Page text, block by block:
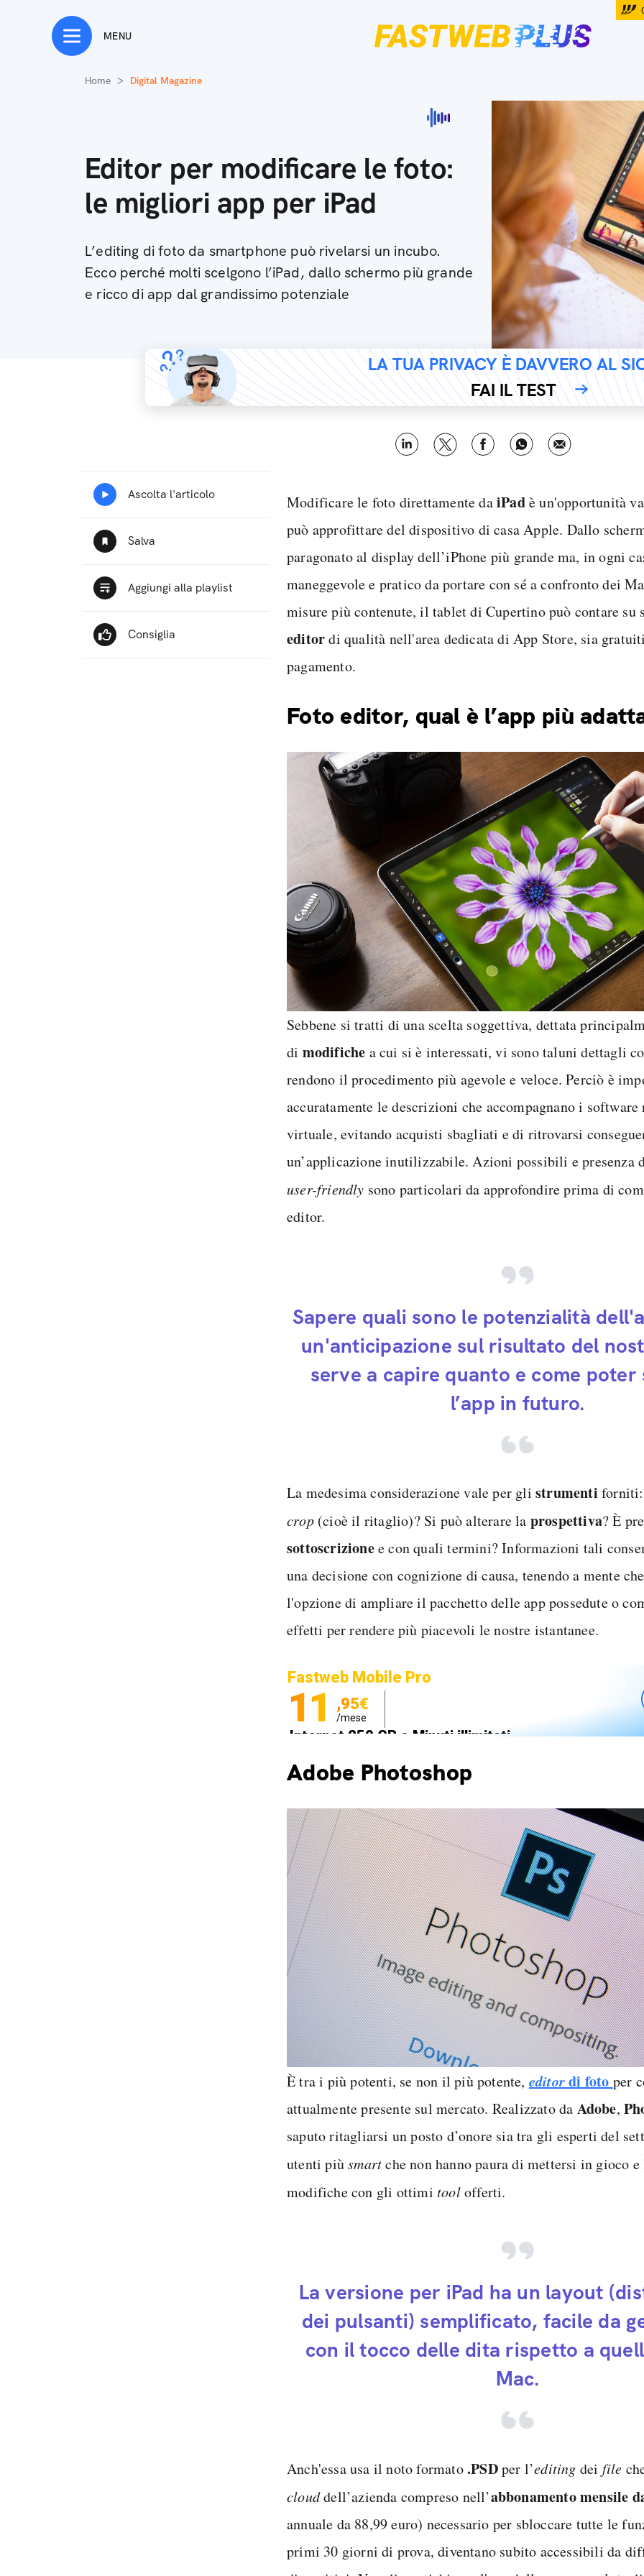
MENU
Home Digital Magazine
Editor per modificare le foto:
le migliori app per iPad
L’editing di foto da smartphone può rivelarsi un incubo.
Ecco perché molti scelgono l’iPad, dallo schermo più grande
e ricco di app dal grandissimo potenziale
LA TUA PRIVACY È DAVVERO AL
FAI IL TEST
Modificare le foto direttamente daiPadè un'opportunità
può approfittare del dispositivo di casa Apple. Dallo
paragonato al display dell’iPhone più grande ma, in ogni
maneggevole e pratico da portare con sé a confronto dei
misure più contenute, il tablet di Cupertino può contare
editordi qualità nell'area dedicata di App Store, sia
pagamento.
Foto editor, qual è l’app più
Sebbene si tratti di una scelta soggettiva, dettata
di modifiche a cui si è interessati, vi sono taluni dettagli
rendono il procedimento più agevole e veloce. Perciò è
accuratamente le descrizioni che accompagnano i software
virtuale, evitando acquisti sbagliati e di ritrovarsi
un’applicazione inutilizzabile. Azioni possibili e presenza
user-friendly sono particolari da approfondire prima di
editor.
Sapere quali sono le potenzialità
un'anticipazione sul risultato del
serve a capire quanto e come
l’app in futuro.
La medesima considerazione vale per gli strumenti forniti:
crop(cioè il ritaglio)? Si può alterare la prospettiva? È
sottoscrizionee con quali termini? Informazioni tali
una decisione con cognizione di causa, tenendo a mente
l'opzione di ampliare il pacchetto delle app possedute o
effetti per rendere più piacevoli le nostre istantanee.
Fastweb Mobile Pro
11 ,95€
/mese
Internet 250 GB e Minuti illimitati
Adobe Photoshop
È tra i più potenti, se non il più potente, editordi foto per
attualmente presente sul mercato. Realizzato da Adobe,
saputo ritagliarsi un posto d’onore sia tra gli esperti del
utenti piùsmartche non hanno paura di mettersi in gioco
modifiche con gli ottimi toolofferti.
La versione per iPad ha un layout
dei pulsanti) semplificato, facile da
con il tocco delle dita rispetto a
Mac.
Anch'essa usa il noto formato .PSDper l’editing dei file
clouddell’azienda compreso nell’abbonamento mensile
annuale da 88,99 euro) necessario per sbloccare tutte le
primi 30 giorni di prova, diventano subito accessibili da